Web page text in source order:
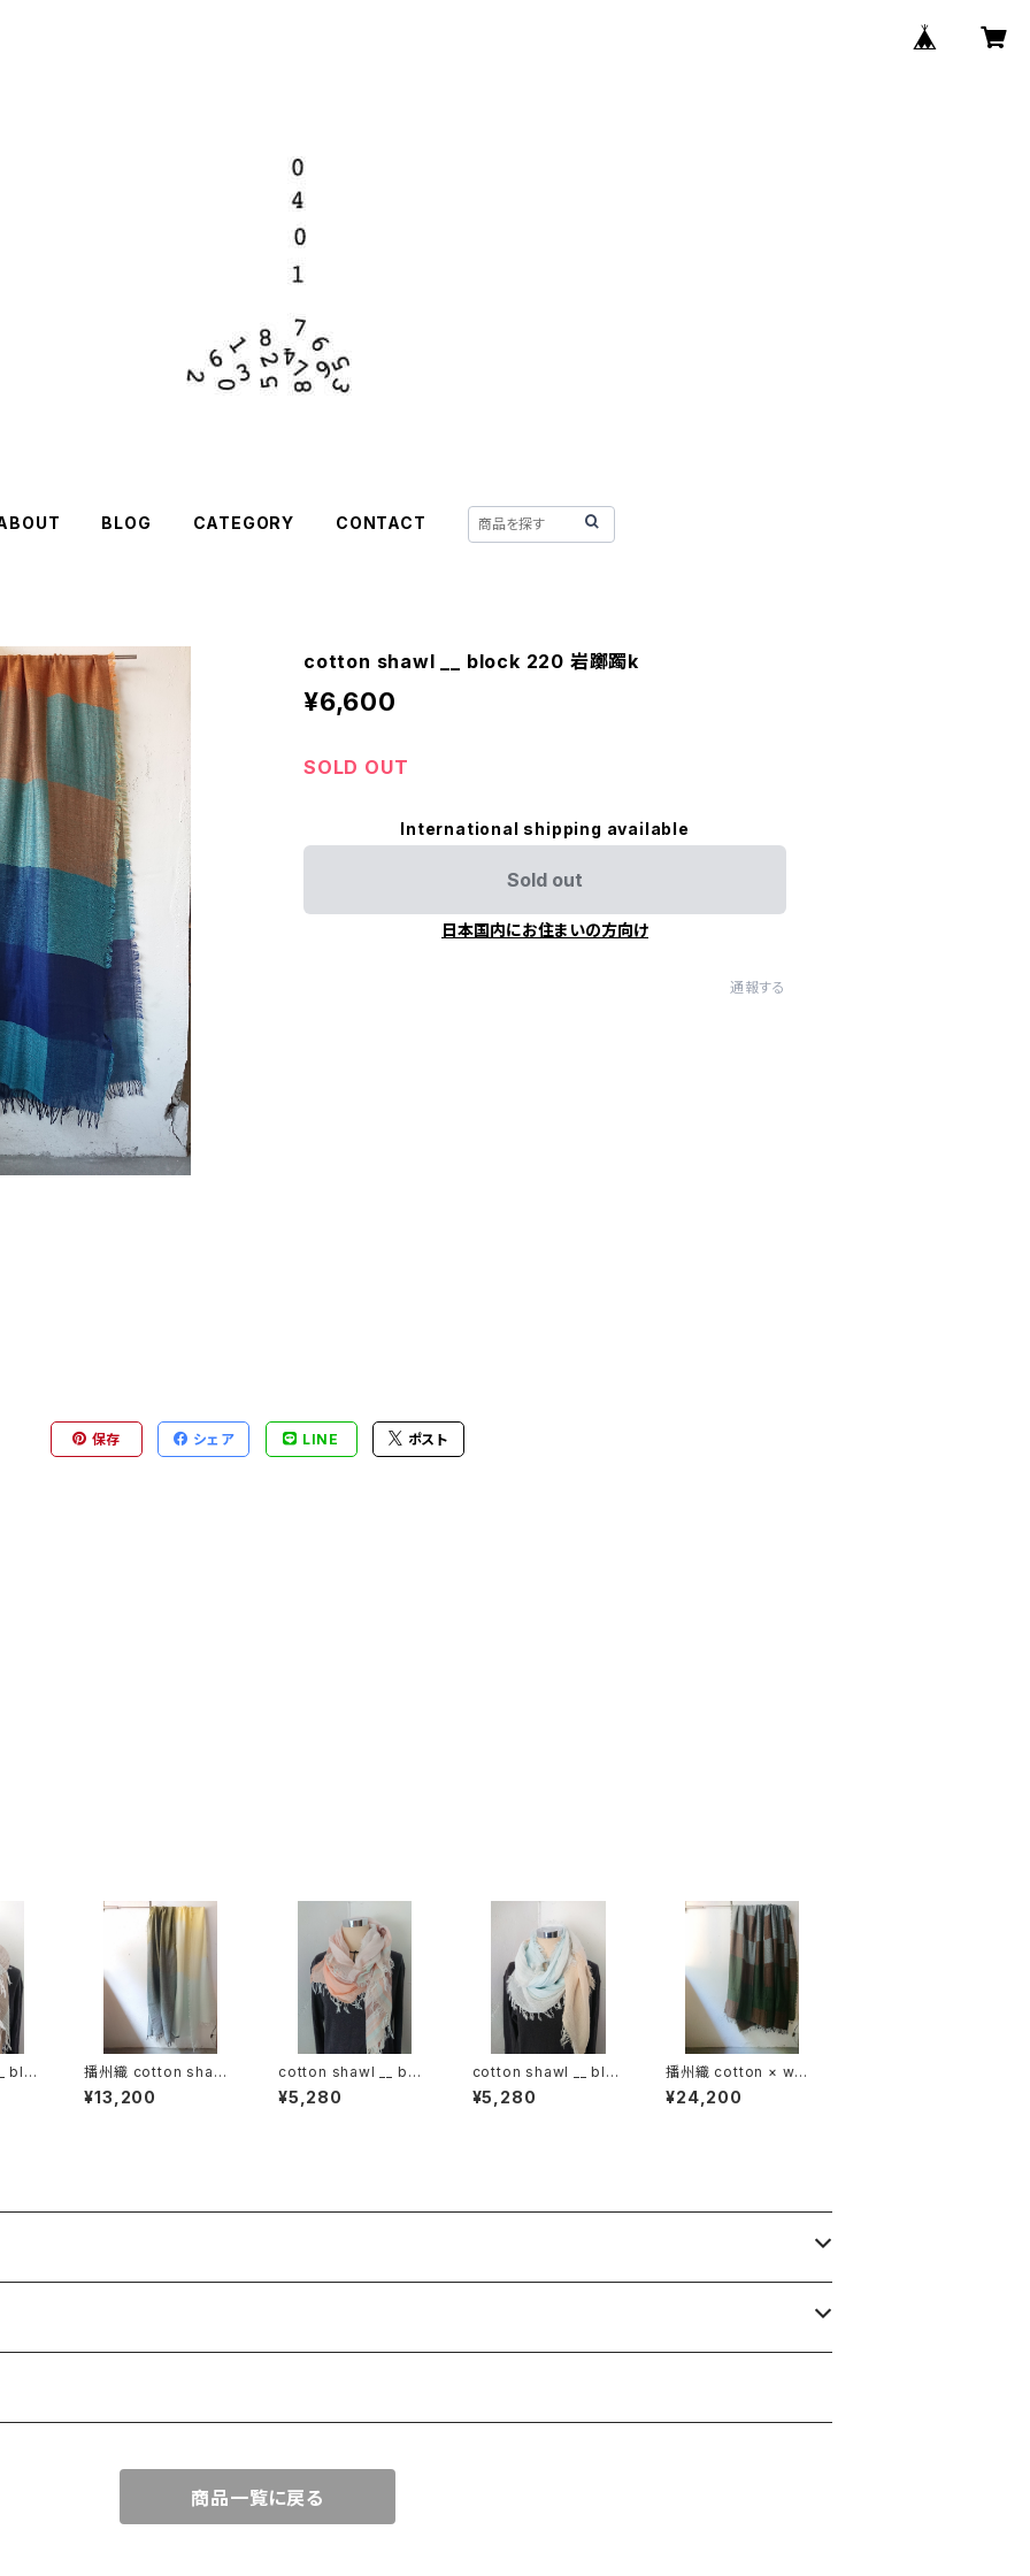
BLOG CATEGORY CONTACT
cotton shawl __ block 220 岩躑躅k
¥6,600
SOLD OUT
International shipping available
Sold out
日本国内にお住まいの方向け
通報する
保存 シェア LINE ポスト
blo
播州織 cotton shawl
__ block 220-120 月
鏡KW
¥13,200
cotton shawl __ bor
der 160 春麗w
¥5,280
cotton shawl __ blo
ck 160 朝朗w
¥5,280
播州織 cotton × woo
l __ block 220-120
狭霧GK
¥24,200
商品一覧に戻る